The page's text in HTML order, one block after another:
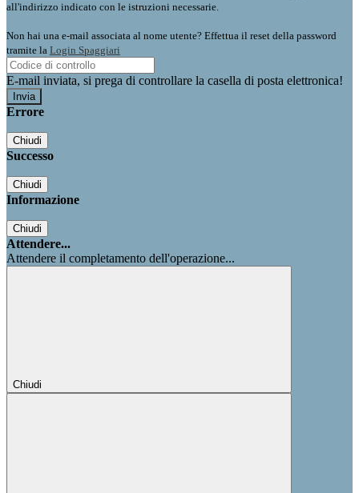
all'indirizzo indicato con le istruzioni necessarie.
Non hai una e-mail associata al nome utente? Effettua il reset della password
tramite la Login Spaggiari
E-mail inviata, si prega di controllare la casella di posta elettronica!
Errore
Chiudi
Successo
Chiudi
Informazione
Chiudi
Attendere...
Attendere il completamento dell'operazione...
Chiudi